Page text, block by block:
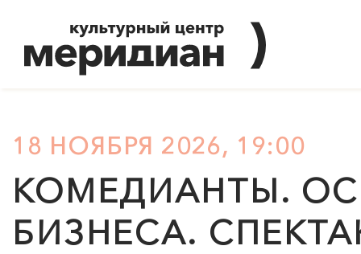
18 НОЯБРЯ 2026, 19:00
КОМЕДИАНТЫ.
БИЗНЕСА.